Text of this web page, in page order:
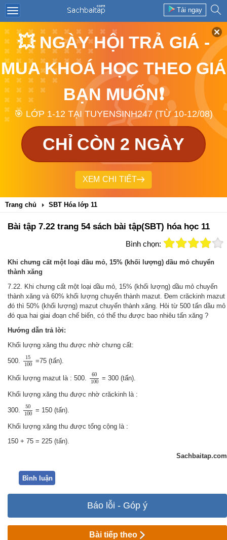
Tải ngay
💥 NGÀY HỘI TRẢ GIÁ -
MUA KHOÁ HỌC THEO GIÁ
BẠN MUỐN❗
🎯 LỚP 1-12 TẠI TUYENSINH247 (TỪ 10-12/08)
CHỈ CÒN 2 NGÀY
XEM CHI TIẾT
Trang chủ SBT Hóa lớp 11
Bài tập 7.22 trang 54 sách bài tập(SBT) hóa học 11
Bình chọn:
Khi chưng cất một loại dầu mỏ, 15% (khối lượng) dầu mỏ chuyển
thành xăng
7.22. Khi chưng cất một loại dầu mỏ, 15% (khối lượng) dầu mỏ chuyển
thành xăng và 60% khối lượng chuyển thành mazut. Đem crăckinh mazut
đó thì 50% (khối lượng) mazut chuyển thành xăng. Hỏi từ 500 tấn dầu mỏ
đó qua hai giai đoạn chế biến, có thể thu được bao nhiêu tấn xăng ?
Hướng dẫn trả lời:
Khối lượng xăng thu được nhờ chưng cất:
500.
15
100
15
=75 (tấn).
Khối lượng mazut là : 500.
60
100
60
= 300 (tấn).
Khối lượng xăng thu được nhờ crăckinh là :
300.
50
100
50
= 150 (tấn).
Khối lượng xăng thu được tổng cộng là :
150 + 75 = 225 (tấn).
Sachbaitap.com
Bình luận
Báo lỗi - Góp ý
Bài tiếp theo